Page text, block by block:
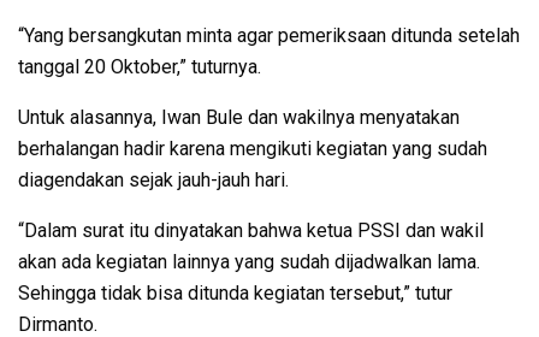
“Yang bersangkutan minta agar pemeriksaan ditunda setelah
tanggal 20 Oktober,” tuturnya.
Untuk alasannya, Iwan Bule dan wakilnya menyatakan
berhalangan hadir karena mengikuti kegiatan yang sudah
diagendakan sejak jauh-jauh hari.
“Dalam surat itu dinyatakan bahwa ketua PSSI dan wakil
akan ada kegiatan lainnya yang sudah dijadwalkan lama.
Sehingga tidak bisa ditunda kegiatan tersebut,” tutur
Dirmanto.